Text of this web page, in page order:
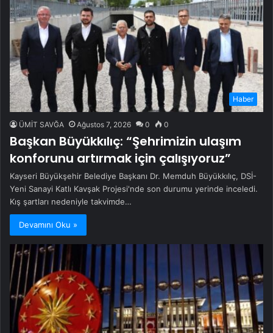
Haber
ÜMİT SAVĞA Ağustos 7, 2026 0 0
Başkan Büyükkılıç: “Şehrimizin ulaşım
konforunu artırmak için çalışıyoruz”
Kayseri Büyükşehir Belediye Başkanı Dr. Memduh Büyükkılıç, DSİ-
Yeni Sanayi Katlı Kavşak Projesi'nde son durumu yerinde inceledi.
Kış şartları nedeniyle takvimde…
Devamını Oku »